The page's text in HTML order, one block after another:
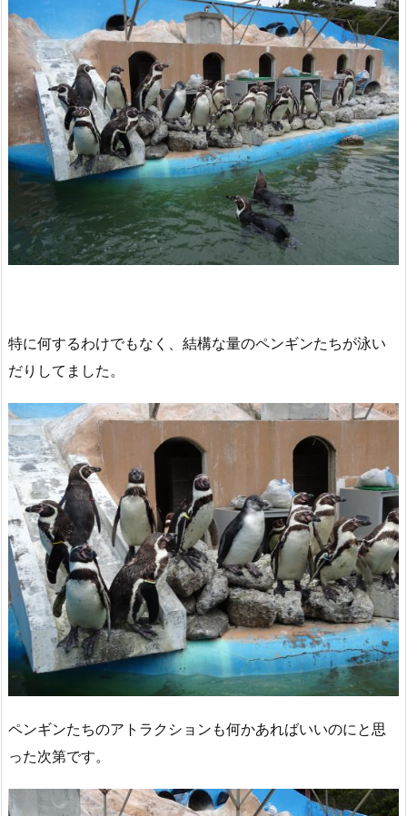
特に何するわけでもなく、結構な量のペンギンたちが泳い
だりしてました。
ペンギンたちのアトラクションも何かあればいいのにと思
った次第です。